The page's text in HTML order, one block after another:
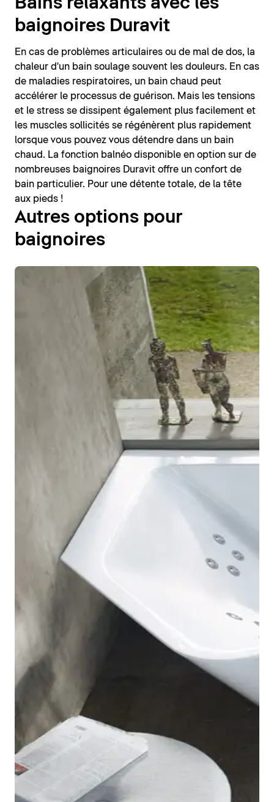
baignoires Duravit
En cas de problèmes articulaires ou de mal de dos, la
chaleur d'un bain soulage souvent les douleurs. En cas
de maladies respiratoires, un bain chaud peut
accélérer le processus de guérison. Mais les tensions
et le stress se dissipent également plus facilement et
les muscles sollicités se régénèrent plus rapidement
lorsque vous pouvez vous détendre dans un bain
chaud. La fonction balnéo disponible en option sur de
nombreuses baignoires Duravit offre un confort de
bain particulier. Pour une détente totale, de la tête
aux pieds !
Autres options pour
baignoires